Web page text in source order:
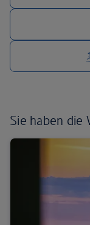
Reiseoptionen
Sie haben die